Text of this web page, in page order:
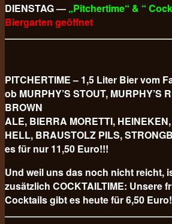
DIENSTAG — „Pitchertime“ & “
Biergarten geöffnet
PITCHERTIME – 1,5 Liter Bier vom
ob MURPHY’S STOUT, MURPHY’S
BROWN
ALE, BIERRA MORETTI,
HELL, BRAUSTOLZ PILS,
es für nur 11,50 Euro!!!
Und weil uns das noch nicht reicht,
zusätzlich COCKTAILTIME: Unsere
Cocktails gibt es heute für 6,50